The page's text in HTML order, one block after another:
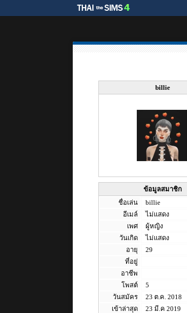
billie
ข้อมูลสมาชิก
ชื่อเล่น
billie
อีเมล์
ไม่แสดง
เพศ
ผู้หญิง
วันเกิด
ไม่แสดง
อายุ
29
ที่อยู่
อาชีพ
โพสต์
5
วันสมัคร
23 ต.ค. 2018
เข้าล่าสุด
23 มี.ค 2019